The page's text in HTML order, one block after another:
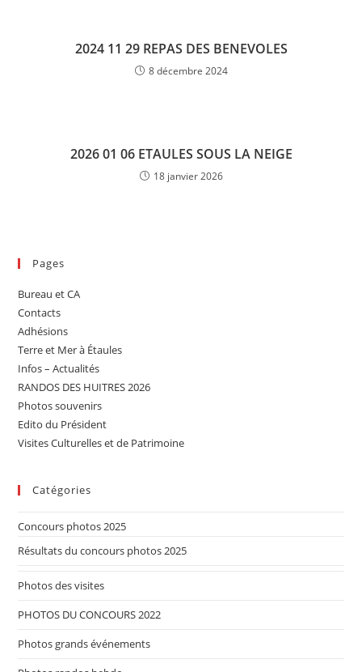
2024 11 29 REPAS DES BENEVOLES
8 décembre 2024
2026 01 06 ETAULES SOUS LA NEIGE
18 janvier 2026
Pages
Bureau et CA
Contacts
Adhésions
Terre et Mer à Étaules
Infos – Actualités
RANDOS DES HUITRES 2026
Photos souvenirs
Edito du Président
Visites Culturelles et de Patrimoine
Catégories
Concours photos 2025
Résultats du concours photos 2025
Photos des visites
PHOTOS DU CONCOURS 2022
Photos grands événements